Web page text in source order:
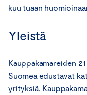
kuultuaan
Yleistä
Kauppakamareiden
Suomea edustavat
yrityksiä.